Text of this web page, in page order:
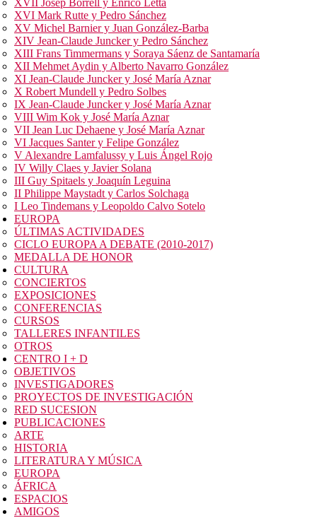
XVII Josep Borrell y Enrico Letta
XVI Mark Rutte y Pedro Sánchez
XV Michel Barnier y Juan González-Barba
XIV Jean-Claude Juncker y Pedro Sánchez
XIII Frans Timmermans y Soraya Sáenz de Santamaría
XII Mehmet Aydin y Alberto Navarro González
XI Jean-Claude Juncker y José María Aznar
X Robert Mundell y Pedro Solbes
IX Jean-Claude Juncker y José María Aznar
VIII Wim Kok y José María Aznar
VII Jean Luc Dehaene y José María Aznar
VI Jacques Santer y Felipe González
V Alexandre Lamfalussy y Luis Ángel Rojo
IV Willy Claes y Javier Solana
III Guy Spitaels y Joaquín Leguina
II Philippe Maystadt y Carlos Solchaga
I Leo Tindemans y Leopoldo Calvo Sotelo
EUROPA
ÚLTIMAS ACTIVIDADES
CICLO EUROPA A DEBATE (2010-2017)
MEDALLA DE HONOR
CULTURA
CONCIERTOS
EXPOSICIONES
CONFERENCIAS
CURSOS
TALLERES INFANTILES
OTROS
CENTRO I + D
OBJETIVOS
INVESTIGADORES
PROYECTOS DE INVESTIGACIÓN
RED SUCESION
PUBLICACIONES
ARTE
HISTORIA
LITERATURA Y MÚSICA
EUROPA
ÁFRICA
ESPACIOS
AMIGOS